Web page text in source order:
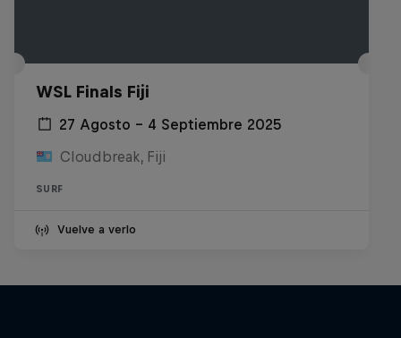
WSL Finals Fiji
27 Agosto – 4 Septiembre 2025
Cloudbreak, Fiji
SURF
Vuelve a verlo